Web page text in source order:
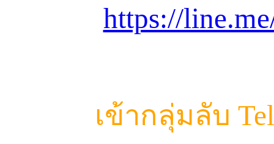
https://
เข้ากลุ่มลับ